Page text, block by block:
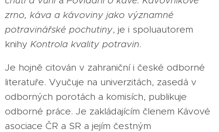
zrno, káva a kávoviny jako významné
potravinářské pochutiny, je i spoluautorem
knihy Kontrola kvality potravin.
Je hojně citován v zahraniční i české odborné
literatuře. Vyučuje na univerzitách, zasedá v
odborných porotách a komisích, publikuje
odborné práce. Je zakládajícím členem Kávové
asociace ČR a SR a jejím čestným